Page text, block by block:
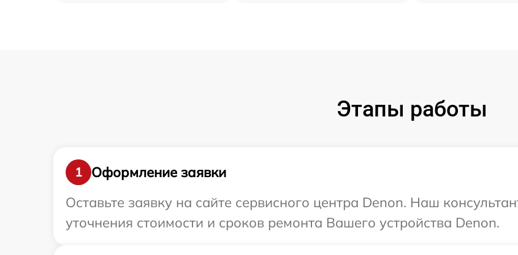
Этапы работы
1
Оформление заявки
Оставьте заявку на сайте сервисного центра Denon. Наш
уточнения стоимости и сроков ремонта Вашего устройства Denon.